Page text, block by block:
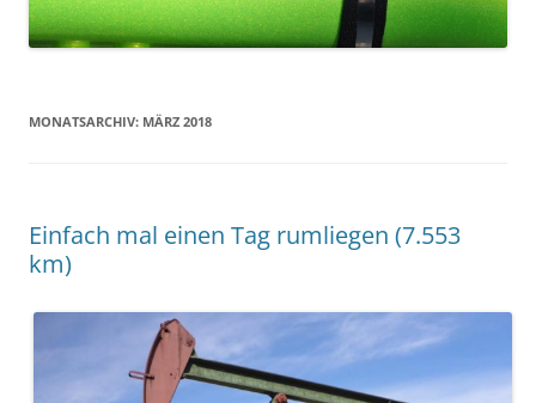
MONATSARCHIV: MÄRZ 2018
Einfach mal einen Tag rumliegen (7.553
km)